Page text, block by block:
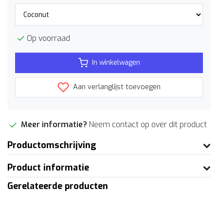
Op voorraad
In winkelwagen
Aan verlanglijst toevoegen
Meer informatie? Neem contact op over dit product
Productomschrijving
Product informatie
Gerelateerde producten